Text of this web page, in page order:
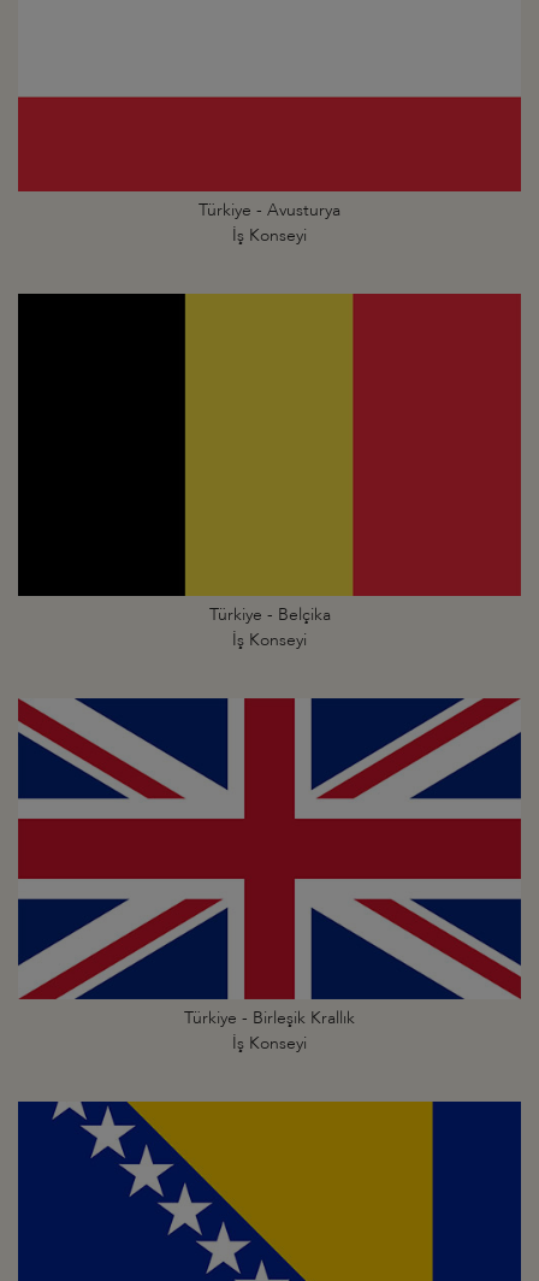
Türkiye - Avusturya
İş Konseyi
Türkiye - Belçika
İş Konseyi
Türkiye - Birleşik Krallık
İş Konseyi